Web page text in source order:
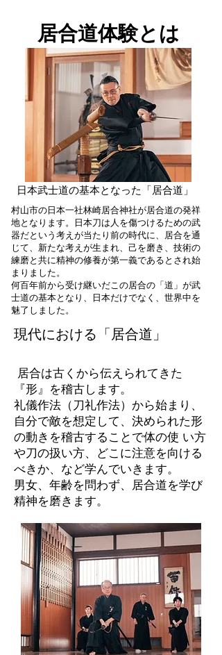
​居合道体験とは
日本武士道の基本となった「居合道」
村山市の日本一社林崎居合神社が居合道の発祥
地となります。日本刀は人を傷つけるための武
器だという考えが当たり前の時代に、居合を通
じて、新たな考えが生まれ、己を磨き、技術の
練磨と共に精神の修養が第一義であるとされ始
まりました。
何百年前から受け継いだこの居合の「道」が武
士道の基本となり、日本だけでなく、世界中を
魅了しました。
​現代における「居合道」
居合は古くから伝えられてきた
『形』を稽古します。
礼儀作法（刀礼作法）から始まり、
自分で敵を想定して、決められた形
の動きを稽古することで体の使 い方
や刀の扱い方、どこに注意を向ける
べきか、など学んでいきます。
男女、年齢を問わず、居合道を学び
精神を磨きます。